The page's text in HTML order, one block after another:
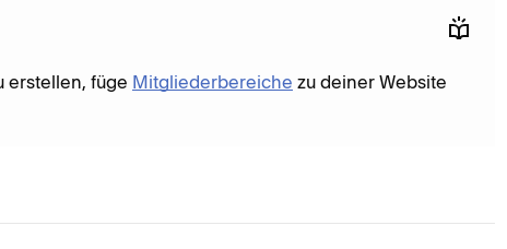
erstellen, füge Mitgliederbereiche zu deiner Website